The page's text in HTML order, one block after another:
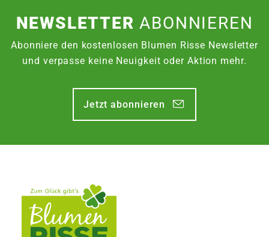
NEWSLETTER ABONNIEREN
Abonniere den kostenlosen Blumen Risse Newsletter
und verpasse keine Neuigkeit oder Aktion mehr.
Jetzt abonnieren